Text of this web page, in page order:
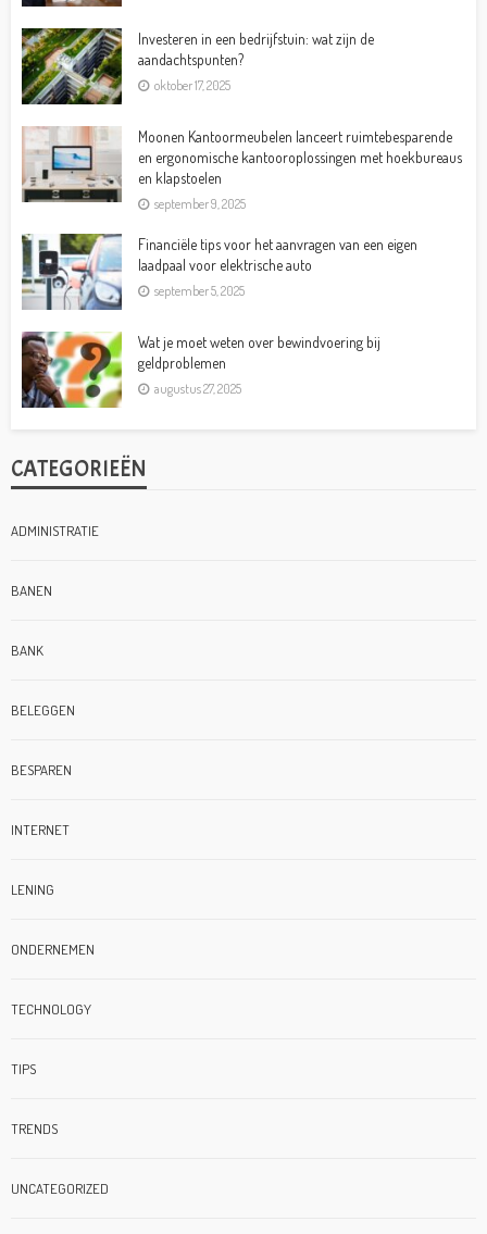
Investeren in een bedrijfstuin: wat zijn de
aandachtspunten?
oktober 17, 2025
Moonen Kantoormeubelen lanceert ruimtebesparende
en ergonomische kantooroplossingen met hoekbureaus
en klapstoelen
september 9, 2025
Financiële tips voor het aanvragen van een eigen
laadpaal voor elektrische auto
september 5, 2025
Wat je moet weten over bewindvoering bij
geldproblemen
augustus 27, 2025
CATEGORIEËN
ADMINISTRATIE
BANEN
BANK
BELEGGEN
BESPAREN
INTERNET
LENING
ONDERNEMEN
TECHNOLOGY
TIPS
TRENDS
UNCATEGORIZED